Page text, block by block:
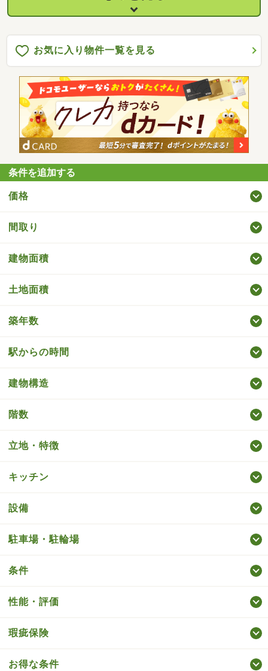
お気に入り物件一覧を見る
条件を追加する
価格
間取り
建物面積
土地面積
築年数
駅からの時間
建物構造
階数
立地・特徴
キッチン
設備
駐車場・駐輪場
条件
性能・評価
瑕疵保険
お得な条件